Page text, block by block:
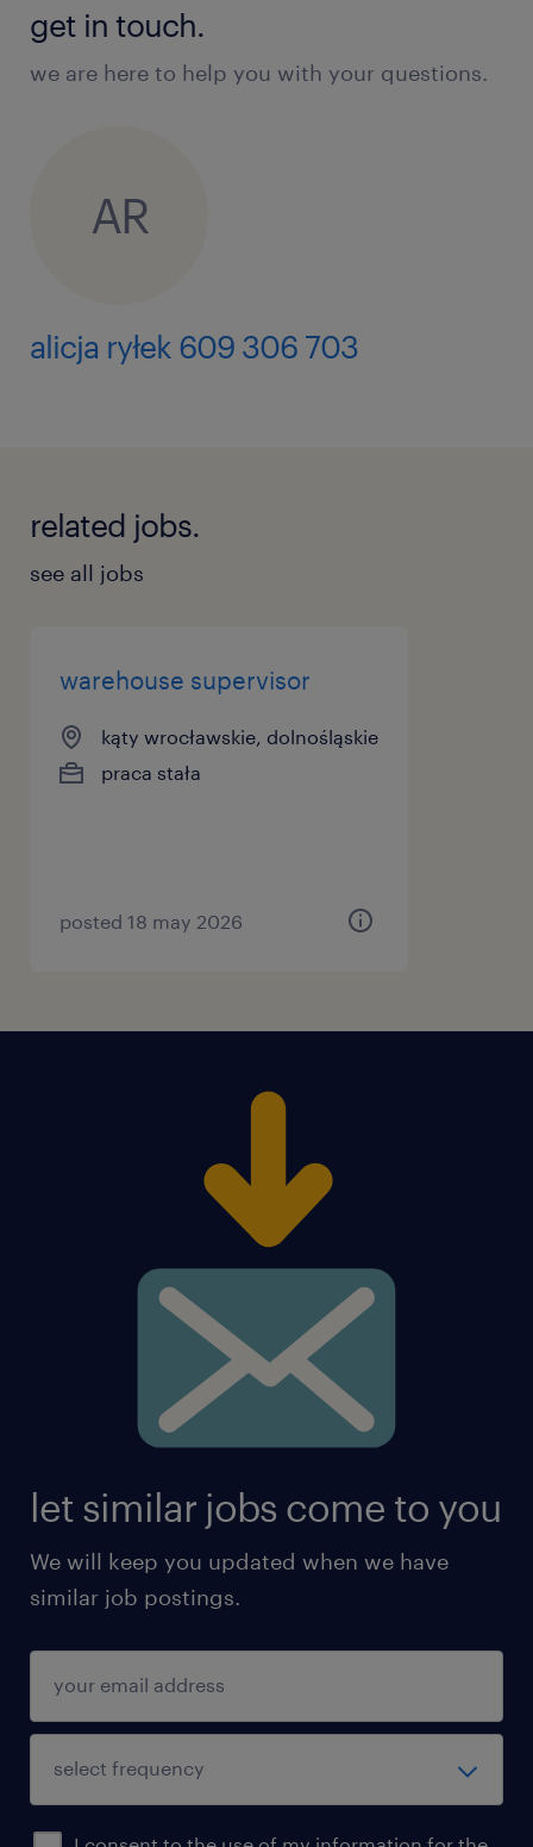
get in touch.
we are here to help you with your questions.
AR
alicja ryłek 609 306 703
related jobs.
see all jobs
warehouse supervisor
kąty wrocławskie, dolnośląskie
praca stała
posted 18 may 2026
let similar jobs come to you
We will keep you updated when we have
similar job postings.